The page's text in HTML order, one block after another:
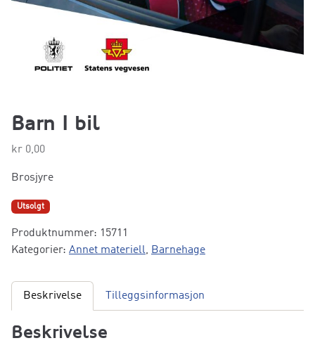
Barn I bil
kr 0,00
Brosjyre
Utsolgt
Produktnummer: 15711
Kategorier: Annet materiell, Barnehage
Beskrivelse Tilleggsinformasjon
Beskrivelse